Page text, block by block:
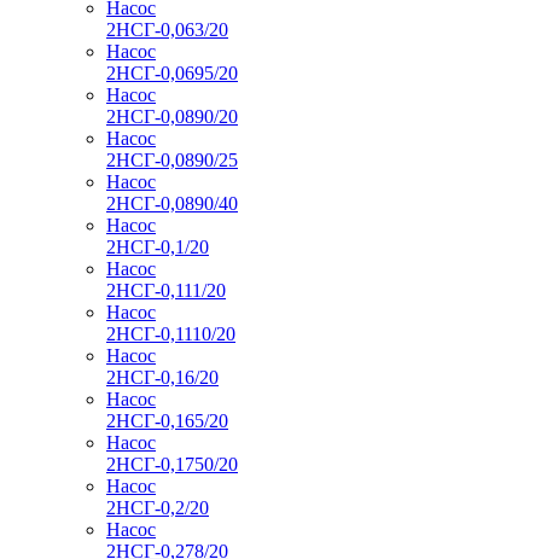
Насос
2НСГ-0,063/20
Насос
2НСГ-0,0695/20
Насос
2НСГ-0,0890/20
Насос
2НСГ-0,0890/25
Насос
2НСГ-0,0890/40
Насос
2НСГ-0,1/20
Насос
2НСГ-0,111/20
Насос
2НСГ-0,1110/20
Насос
2НСГ-0,16/20
Насос
2НСГ-0,165/20
Насос
2НСГ-0,1750/20
Насос
2НСГ-0,2/20
Насос
2НСГ-0,278/20